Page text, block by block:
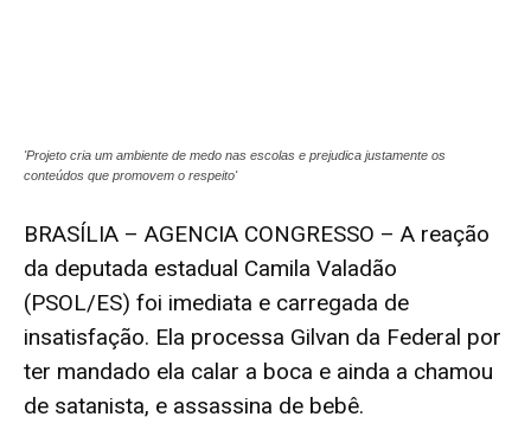
'Projeto cria um ambiente de medo nas escolas e prejudica justamente os
conteúdos que promovem o respeito'
BRASÍLIA – AGENCIA CONGRESSO – A reação
da deputada estadual Camila Valadão
(PSOL/ES) foi imediata e carregada de
insatisfação. Ela processa Gilvan da Federal por
ter mandado ela calar a boca e ainda a chamou
de satanista, e assassina de bebê.